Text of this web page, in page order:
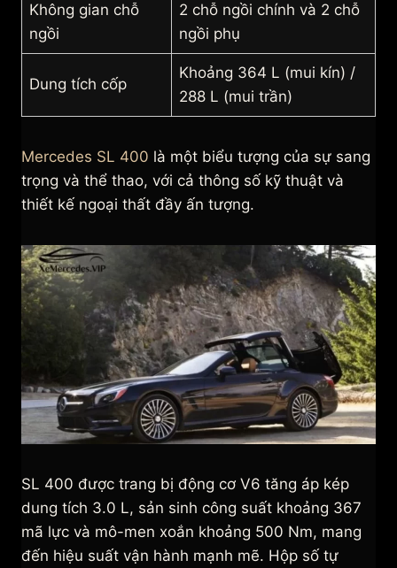
Không gian chỗ
ngồi
2 chỗ ngồi chính và 2 chỗ
ngồi phụ
Dung tích cốp
Khoảng 364 L (mui kín) /
288 L (mui trần)
Mercedes SL 400 là một biểu tượng của sự sang
trọng và thể thao, với cả thông số kỹ thuật và
thiết kế ngoại thất đầy ấn tượng.
SL 400 được trang bị động cơ V6 tăng áp kép
dung tích 3.0 L, sản sinh công suất khoảng 367
mã lực và mô-men xoắn khoảng 500 Nm, mang
đến hiệu suất vận hành mạnh mẽ. Hộp số tự